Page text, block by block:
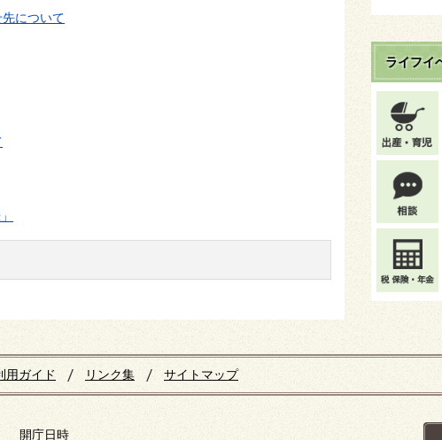
について
ライフイ
用ガイド リンク集 サイトマップ
開庁日時